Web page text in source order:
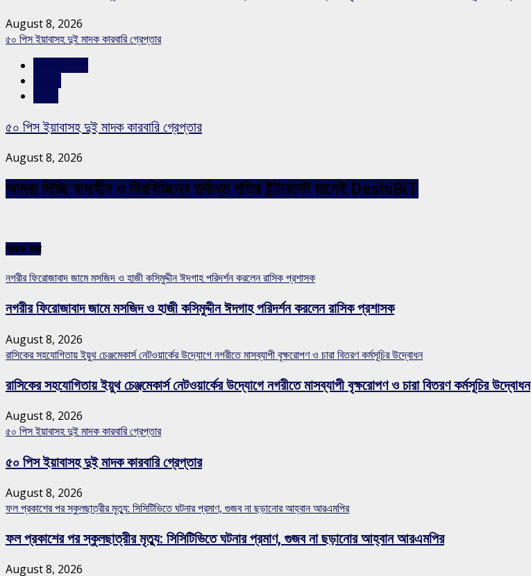
August 8, 2026
৫০ পিস ইয়াবাসহ দুই মাদক কারবারি গ্রেপ্তার
৫০ পিস ইয়াবাসহ দুই মাদক কারবারি গ্রেপ্তার
August 8, 2026
আমরা দিচ্ছি বাধাহীন ও নিরবিচ্ছিন্ন দুর্দান্ত গতির ইন্টারনেট মানেই DeshiBiT
আরও খবর
নগরীর ফিরোজাবাদ জামে মসজিদ ও হাজী কসিমুদ্দীন ঈদগাহ পরিদর্শন করলেন রাসিক প্রশাসক
নগরীর ফিরোজাবাদ জামে মসজিদ ও হাজী কসিমুদ্দীন ঈদগাহ পরিদর্শন করলেন রাসিক প্রশাসক
August 8, 2026
রাসিকের সহযোগিতায় ইয়ুথ চেঞ্জমেকার্স নেটওয়ার্কের উদ্যোগে নগরীতে মাসব্যাপী বৃক্ষরোপণ ও চারা বিতরণ কর্মসূচির উদ্বোধন
রাসিকের সহযোগিতায় ইয়ুথ চেঞ্জমেকার্স নেটওয়ার্কের উদ্যোগে নগরীতে মাসব্যাপী বৃক্ষরোপণ ও চারা বিতরণ কর্মসূচির উদ্বোধন
August 8, 2026
৫০ পিস ইয়াবাসহ দুই মাদক কারবারি গ্রেপ্তার
৫০ পিস ইয়াবাসহ দুই মাদক কারবারি গ্রেপ্তার
August 8, 2026
ফল প্রকাশের পর স্কুলছাত্রীর মৃত্যু: সিসিটিভিতে ঘটনার প্রমাণ, গুজব না ছড়ানোর আহ্বান আরএমপির
ফল প্রকাশের পর স্কুলছাত্রীর মৃত্যু: সিসিটিভিতে ঘটনার প্রমাণ, গুজব না ছড়ানোর আহ্বান আরএমপির
August 8, 2026